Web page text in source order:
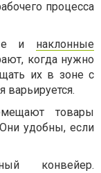
процесса
и наклонные
когда нужно
их в зоне с
товары
удобны, если
конвейер.